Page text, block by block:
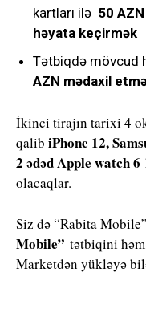
kartları ilə 50
həyata keçirmək
Tətbiqdə mövcud
AZN mədaxil
İkinci tirajın tarixi 4
qalib iPhone 12,
2 ədəd Apple watch 6
olacaqlar.
Siz də “Rabita
Mobile” tətbiqini həm
Marketdən yükləyə